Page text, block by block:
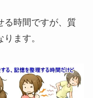
る時間ですが、質
ます。